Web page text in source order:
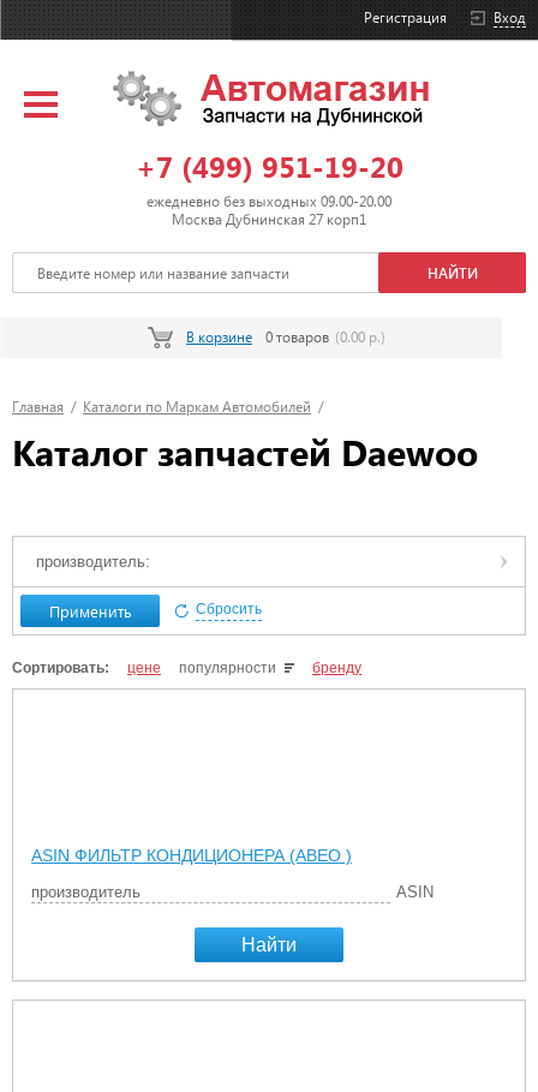
Вход
Регистрация
+7 (499) 951-19-20
ежедневно без выходных 09.00-20.00
Москва Дубнинская 27 корп1
В корзине 0 товаров (0.00 р.)
Главная / Каталоги по Маркам Автомобилей /
Каталог запчастей Daewoo
производитель:
Применить Сбросить
Сортировать: цене популярности бренду
ASIN ФИЛЬТР КОНДИЦИОНЕРА (АВЕО )
производитель ASIN
Найти